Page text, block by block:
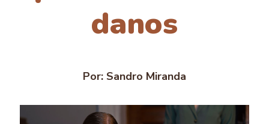
danos
Por: Sandro Miranda